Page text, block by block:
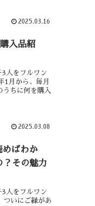
2025.03.16
入品紹
人をフルワン
1月から、毎月
ちに何を購入
2025.03.08
ばわか
？その魅力
人をフルワン
ついにご縁があ